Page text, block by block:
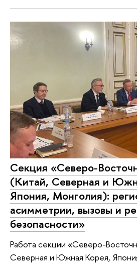
Секция «Северо-
(Китай, Северная и
Япония, Монголия):
асимметрии, вызовы и
безопасности»
Работа секции «Северо-
Северная и Южная Корея,